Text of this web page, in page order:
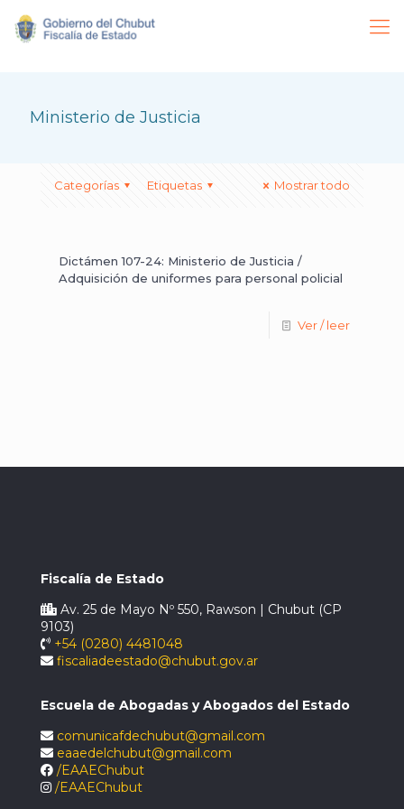
Ministerio de Justicia
Categorías Etiquetas Mostrar todo
Dictámen 107-24: Ministerio de Justicia /
Adquisición de uniformes para personal policial
Ver / leer
Fiscalía de Estado
Av. 25 de Mayo Nº 550, Rawson | Chubut (CP
9103)
+54 (0280) 4481048
fiscaliadeestado@chubut.gov.ar
Escuela de Abogadas y Abogados del Estado
comunicafdechubut@gmail.com
eaaedelchubut@gmail.com
/EAAEChubut
/EAAEChubut